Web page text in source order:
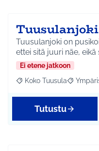
Tuusulanjoki on
ettei sitä juuri näe,
Ei etene jatkoon
Rajaa tulokset aihepiirin
Koko Tuusula Rajaa
Tutustu